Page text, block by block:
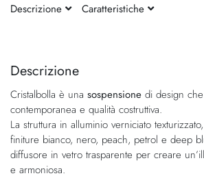
fine
galleria
di
immagini
della
di
immagini
Descrizione
Cristalbolla è una sospensione di design
contemporanea e qualità costruttiva.
La struttura in alluminio verniciato
finiture bianco, nero, peach, petrol e deep
diffusore in vetro trasparente per creare
e armoniosa.
Descrizione
Caratteristiche